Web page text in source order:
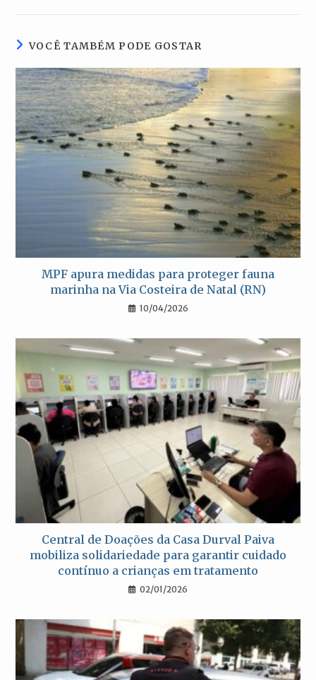
nova nova nova nova
VOCÊ TAMBÉM PODE GOSTAR
MPF apura medidas para proteger fauna
marinha na Via Costeira de Natal (RN)
10/04/2026
Central de Doações da Casa Durval Paiva
mobiliza solidariedade para garantir cuidado
contínuo a crianças em tratamento
02/01/2026